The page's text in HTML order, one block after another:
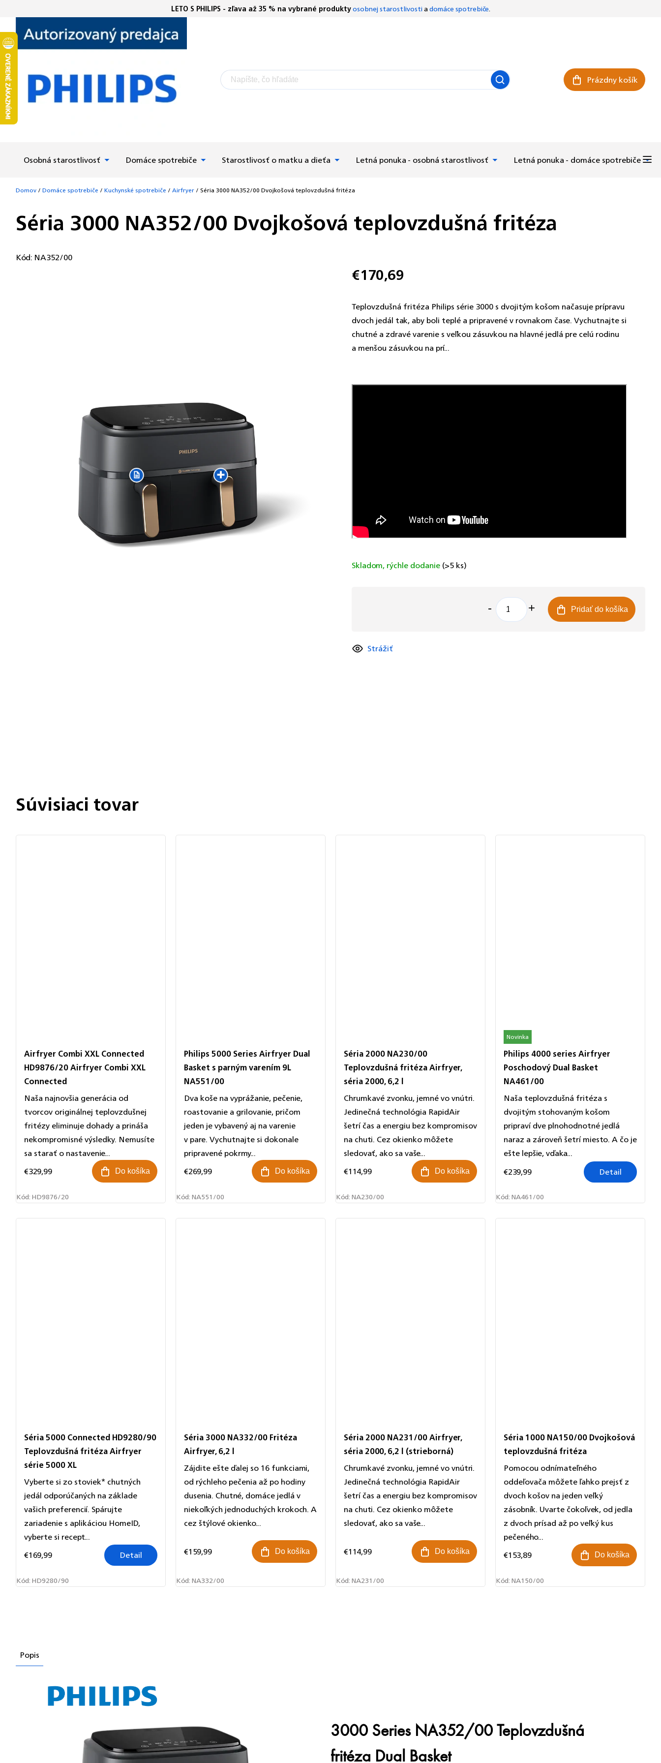
obsah
LETO S PHILIPS - zľava až 35 % na vybrané produktyosobnej starostlivostiadomáce spotrebiče.
Nákupný košík
Prázdny košík
Osobná starostlivosť Domáce spotrebiče Starostlivosť o matku a dieťa Letná ponuka - osobná starostlivosť Letná ponuka - domáce spotrebiče
Domov/Domáce spotrebiče /Kuchynské spotrebiče /Airfryer/Séria 3000 NA352/00 Dvojkošová teplovzdušná fritéza
Séria 3000 NA352/00 Dvojkošová teplovzdušná fritéza
Kód: NA352/00
€170,69
cena:
Skladom, rýchle dodanie(>5 ks)
Pridať do košíka
Teplovzdušná fritéza Philips série 3000 s dvojitým košom načasuje prípravu
dvoch jedál tak, aby boli teplé a pripravené v rovnakom čase. Vychutnajte si
chutné a zdravé varenie s veľkou zásuvkou na hlavné jedlá pre celú rodinu
a menšou zásuvkou na prí...
Strážiť
Súvisiaci tovar
Airfryer Combi XXL Connected
HD9876/20 Airfryer Combi XXL
Connected
€329,99 Do košíka
Naša najnovšia generácia od
tvorcov originálnej teplovzdušnej
fritézy eliminuje dohady a prináša
nekompromisné výsledky. Nemusíte
sa starať o nastavenie...
Kód:HD9876/20
Philips 5000 Series Airfryer Dual
Basket s parným varením 9L
NA551/00
€269,99 Do košíka
Dva koše na vyprážanie, pečenie,
roastovanie a grilovanie, pričom
jeden je vybavený aj na varenie
v pare. Vychutnajte si dokonale
pripravené pokrmy...
Kód:NA551/00
Séria 2000 NA230/00
Teplovzdušná fritéza Airfryer,
séria 2000, 6,2 l
€114,99 Do košíka
Chrumkavé zvonku, jemné vo vnútri.
Jedinečná technológia RapidAir
šetrí čas a energiu bez kompromisov
na chuti. Cez okienko môžete
sledovať, ako sa vaše...
Kód:NA230/00
Novinka
Philips 4000 series Airfryer
Poschodový Dual Basket
NA461/00
€239,99 Detail
Naša teplovzdušná fritéza s
dvojitým stohovaným košom
pripraví dve plnohodnotné jedlá
naraz a zároveň šetrí miesto. A čo je
ešte lepšie, vďaka...
Kód:NA461/00
Séria 5000 Connected HD9280/90
Teplovzdušná fritéza Airfryer
série 5000 XL
€169,99 Detail
Vyberte si zo stoviek* chutných
jedál odporúčaných na základe
vašich preferencií. Spárujte
zariadenie s aplikáciou HomeID,
vyberte si recept...
Kód:HD9280/90
Séria 3000 NA332/00 Fritéza
Airfryer, 6,2 l
€159,99 Do košíka
Zájdite ešte ďalej so 16 funkciami,
od rýchleho pečenia až po hodiny
dusenia. Chutné, domáce jedlá v
niekoľkých jednoduchých krokoch. A
cez štýlové okienko...
Kód:NA332/00
Séria 2000 NA231/00 Airfryer,
séria 2000, 6,2 l (strieborná)
€114,99 Do košíka
Chrumkavé zvonku, jemné vo vnútri.
Jedinečná technológia RapidAir
šetrí čas a energiu bez kompromisov
na chuti. Cez okienko môžete
sledovať, ako sa vaše...
Kód:NA231/00
Séria 1000 NA150/00 Dvojkošová
teplovzdušná fritéza
€153,89 Do košíka
Pomocou odnímateľného
oddeľovača môžete ľahko prejsť z
dvoch košov na jeden veľký
zásobník. Uvarte čokoľvek, od jedla
z dvoch prísad až po veľký kus
pečeného...
Kód:NA150/00
Popis
3000 Series NA352/00 Teplovzdušná
fritéza Dual Basket